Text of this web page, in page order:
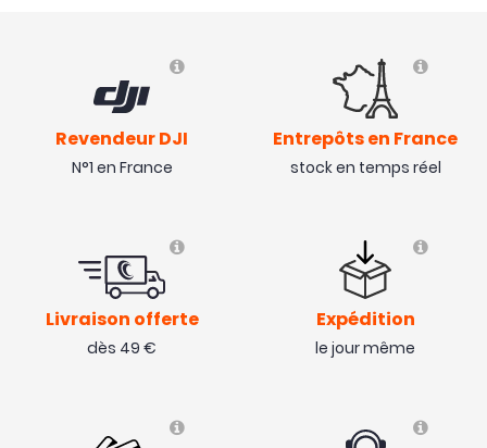
Revendeur DJI
N°1 en France
Entrepôts en France
stock en temps réel
Livraison offerte
dès 49 €
Expédition
le jour même